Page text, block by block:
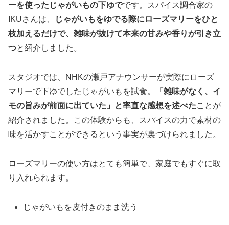
ーを使ったじゃがいもの下ゆでです。スパイス調合家の
IKUさんは、
じゃがいもをゆでる際にローズマリーをひと
枝加えるだけで、雑味が抜けて本来の甘みや香りが引き立
つと紹介しました。
スタジオでは、NHKの瀬戸アナウンサーが実際にローズ
マリーで下ゆでしたじゃがいもを試食。
「雑味がなく、イ
モの旨みが前面に出ていた」と率直な感想を述べたことが
紹介されました。この体験からも、スパイスの力で素材の
味を活かすことができるという事実が裏づけられました。
ローズマリーの使い方はとても簡単で、家庭でもすぐに取
り入れられます。
じゃがいもを皮付きのまま洗う